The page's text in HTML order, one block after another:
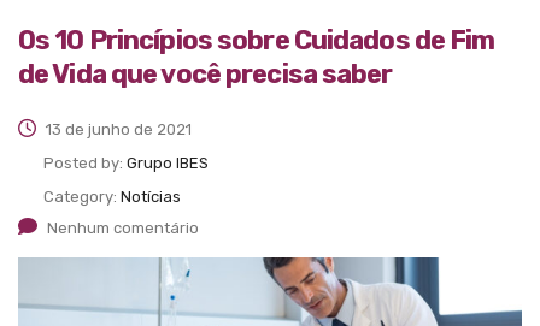
Os 10 Princípios sobre Cuidados de Fim
de Vida que você precisa saber
13 de junho de 2021
Posted by: Grupo IBES
Category: Notícias
Nenhum comentário